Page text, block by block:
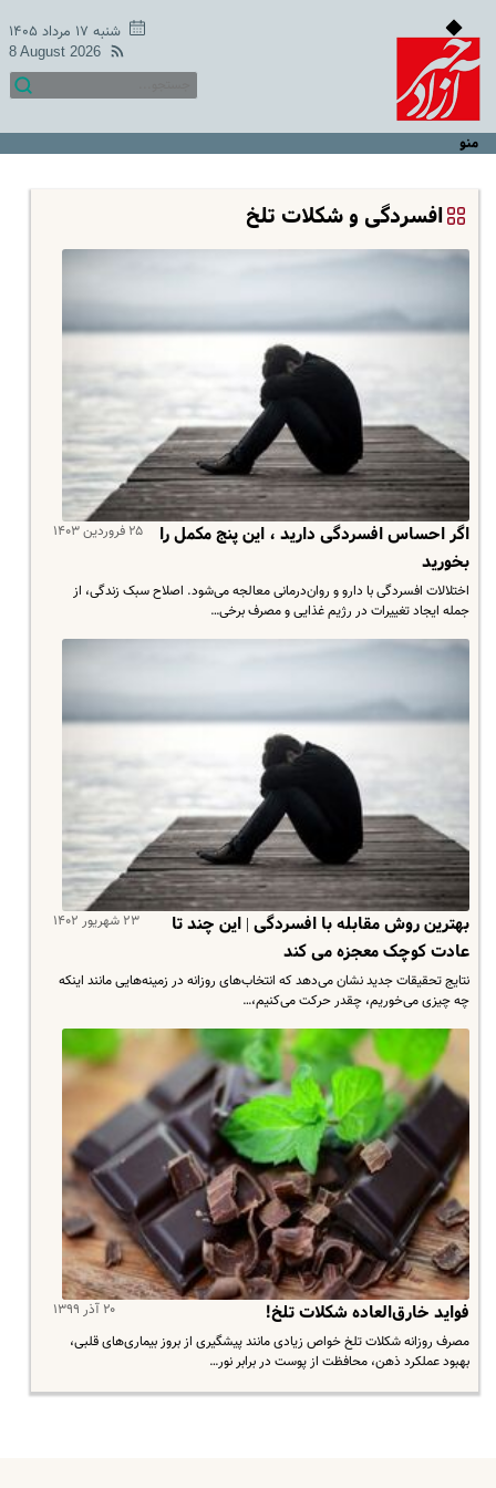
شنبه ۱۷ مرداد ۱۴۰۵
8 August 2026
منو
افسردگی و شکلات تلخ
۲۵ فروردین ۱۴۰۳
اگر احساس افسردگی دارید ، این پنج مکمل را
بخورید
اختلالات افسردگی با دارو و روان‌درمانی معالجه می‌شود. اصلاح سبک زندگی، از
جمله ایجاد تغییرات در رژیم غذایی و مصرف برخی…
۲۳ شهریور ۱۴۰۲
بهترین روش مقابله با افسردگی | این چند تا
عادت کوچک معجزه می کند
نتایج تحقیقات جدید نشان می‌دهد که انتخاب‌های روزانه در زمینه‌هایی مانند اینکه
چه چیزی می‌خوریم، چقدر حرکت می‌کنیم،…
۲۰ آذر ۱۳۹۹ فواید خارق‌العاده شکلات تلخ!
مصرف روزانه شکلات تلخ خواص زیادی مانند پیشگیری از بروز بیماری‌های قلبی،
بهبود عملکرد ذهن، محافظت از پوست در برابر نور…